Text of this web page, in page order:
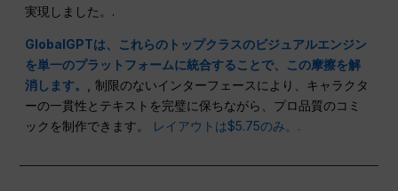
実現しました。.
GlobalGPTは、これらのトップクラスのビジュアルエンジン
を単一のプラットフォームに統合することで、この摩擦を解
消します。,
制限のないインターフェースにより、キャラクタ
ーの一貫性とテキストを完璧に保ちながら、プロ品質のコミ
ックを制作できます。 レイアウトは$5.75のみ。.